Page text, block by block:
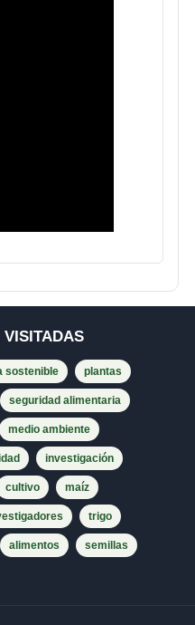
VISITADAS
sostenible plantas
seguridad alimentaria
medio ambiente
investigación
cultivo maíz
trigo
alimentos semillas